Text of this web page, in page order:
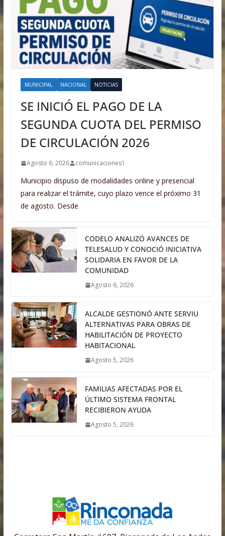
MUNICIPAL NACIONAL NOTICIAS
SE INICIÓ EL PAGO DE LA
SEGUNDA CUOTA DEL PERMISO
DE CIRCULACIÓN 2026
Agosto 6, 2026 comunicaciones1
Municipio dispuso de modalidades online y presencial
para realizar el trámite, cuyo plazo vence el próximo 31
de agosto. Desde
CODELO ANALIZÓ AVANCES DE
TELESALUD Y CONOCIÓ INICIATIVA
SOLIDARIA EN FAVOR DE LA
COMUNIDAD
Agosto 6, 2026
ALCALDE GESTIONÓ ANTE SERVIU
ALTERNATIVAS PARA OBRAS DE
HABILITACIÓN DE PROYECTO
HABITACIONAL
Agosto 5, 2026
FAMILIAS AFECTADAS POR EL
ÚLTIMO SISTEMA FRONTAL
RECIBIERON AYUDA
Agosto 5, 2026